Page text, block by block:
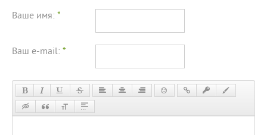
Ваше имя: *
Ваш e-mail: *